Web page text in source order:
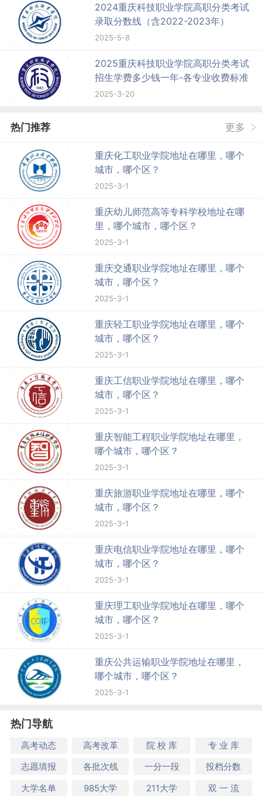
2024重庆科技职业学院高职分类考试
录取分数线（含2022-2023年）
2025-5-8
2025重庆科技职业学院高职分类考试
招生学费多少钱一年-各专业收费标准
2025-3-20
热门推荐 更多
重庆化工职业学院地址在哪里，哪个
城市，哪个区？
2025-3-1
重庆幼儿师范高等专科学校地址在哪
里，哪个城市，哪个区？
2025-3-1
重庆交通职业学院地址在哪里，哪个
城市，哪个区？
2025-3-1
重庆轻工职业学院地址在哪里，哪个
城市，哪个区？
2025-3-1
重庆工信职业学院地址在哪里，哪个
城市，哪个区？
2025-3-1
重庆智能工程职业学院地址在哪里，
哪个城市，哪个区？
2025-3-1
重庆旅游职业学院地址在哪里，哪个
城市，哪个区？
2025-3-1
重庆电信职业学院地址在哪里，哪个
城市，哪个区？
2025-3-1
重庆理工职业学院地址在哪里，哪个
城市，哪个区？
2025-3-1
重庆公共运输职业学院地址在哪里，
哪个城市，哪个区？
2025-3-1
热门导航
高考动态 高考改革 院 校 库
专 业 库
志愿填报
各批次线 一分一段
投档分数
大学名单
985大学 211大学 双 一 流